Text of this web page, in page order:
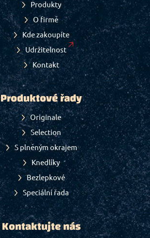
Produkty
O firmě
Kde zakoupíte
Udržitelnost
Kontakt
Produktové řady
Originale
Selection
S plněným okrajem
Knedlíky
Bezlepkové
Speciální řada
Kontaktujte nás